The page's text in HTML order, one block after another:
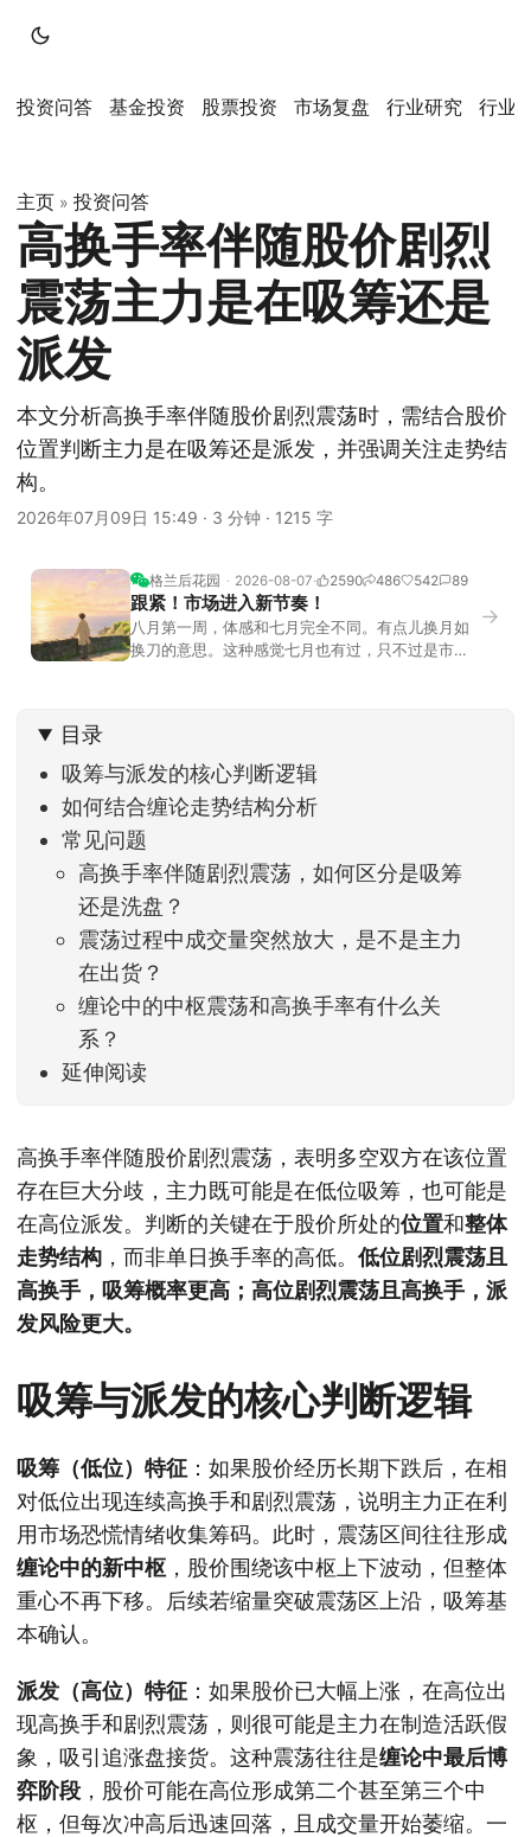
投资问答 基金投资 股票投资 市场复盘 行业研究 行业
主页 » 投资问答
高换手率伴随股价剧烈
震荡主力是在吸筹还是
派发
本文分析高换手率伴随股价剧烈震荡时，需结合股价
位置判断主力是在吸筹还是派发，并强调关注走势结
构。
2026年07月09日 15:49 · 3 分钟 · 1215 字
格兰后花园 2026-08-07 2590 486 542 89
跟紧！市场进入新节奏！
八月第一周，体感和七月完全不同。有点儿换月如
换刀的意思。这种感觉七月也有过，只不过是市场
家感受到了春天般的暖风。指数涨了百点，交易额
回暖到2
→
目录
吸筹与派发的核心判断逻辑
如何结合缠论走势结构分析
常见问题
高换手率伴随剧烈震荡，如何区分是吸筹
还是洗盘？
震荡过程中成交量突然放大，是不是主力
在出货？
缠论中的中枢震荡和高换手率有什么关
系？
延伸阅读
高换手率伴随股价剧烈震荡，表明多空双方在该位置
存在巨大分歧，主力既可能是在低位吸筹，也可能是
在高位派发。判断的关键在于股价所处的位置和整体
走势结构 ，而非单日换手率的高低。 低位剧烈震荡且
高换手，吸筹概率更高；高位剧烈震荡且高换手，派
发风险更大。
吸筹与派发的核心判断逻辑
吸筹（低位）特征 ：如果股价经历长期下跌后，在相
对低位出现连续高换手和剧烈震荡，说明主力正在利
用市场恐慌情绪收集筹码。此时，震荡区间往往形成
缠论中的新中枢 ，股价围绕该中枢上下波动，但整体
重心不再下移。后续若缩量突破震荡区上沿，吸筹基
本确认。
派发（高位）特征 ：如果股价已大幅上涨，在高位出
现高换手和剧烈震荡，则很可能是主力在制造活跃假
象，吸引追涨盘接货。这种震荡往往是缠论中最后博
弈阶段 ，股价可能在高位形成第二个甚至第三个中
枢，但每次冲高后迅速回落，且成交量开始萎缩。一